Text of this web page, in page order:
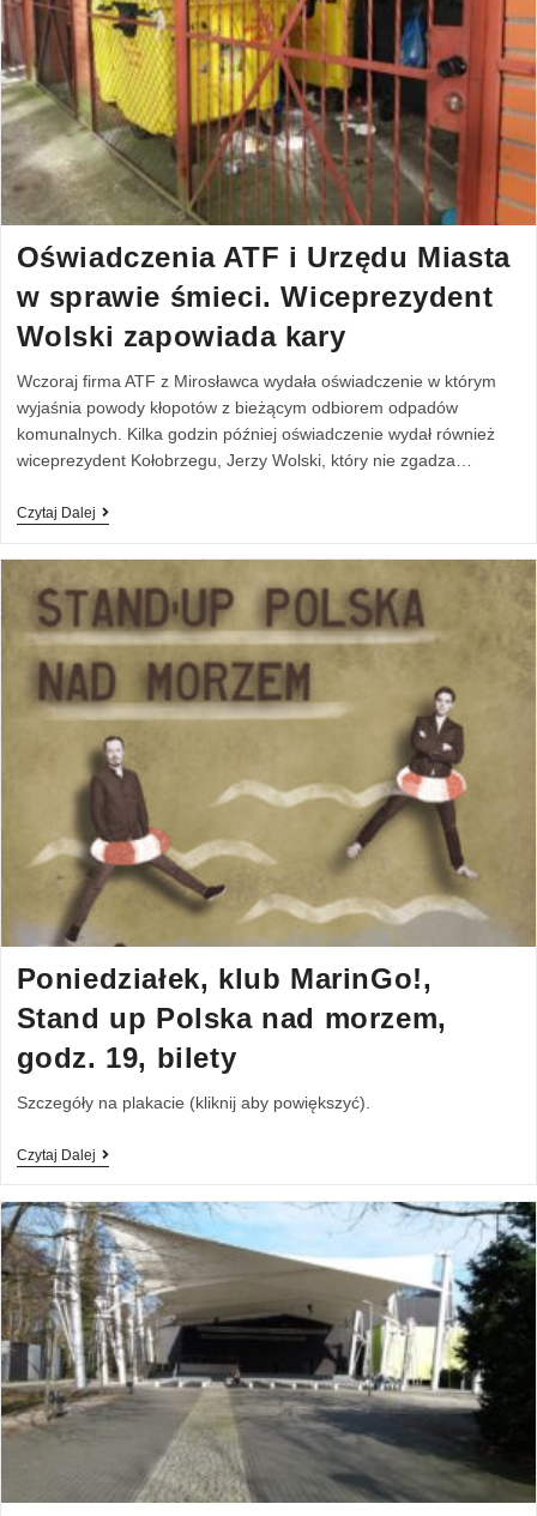
Oświadczenia ATF i Urzędu Miasta
w sprawie śmieci. Wiceprezydent
Wolski zapowiada kary
Wczoraj firma ATF z Mirosławca wydała oświadczenie w którym
wyjaśnia powody kłopotów z bieżącym odbiorem odpadów
komunalnych. Kilka godzin później oświadczenie wydał również
wiceprezydent Kołobrzegu, Jerzy Wolski, który nie zgadza…
Czytaj Dalej
Poniedziałek, klub MarinGo!,
Stand up Polska nad morzem,
godz. 19, bilety
Szczegóły na plakacie (kliknij aby powiększyć).
Czytaj Dalej